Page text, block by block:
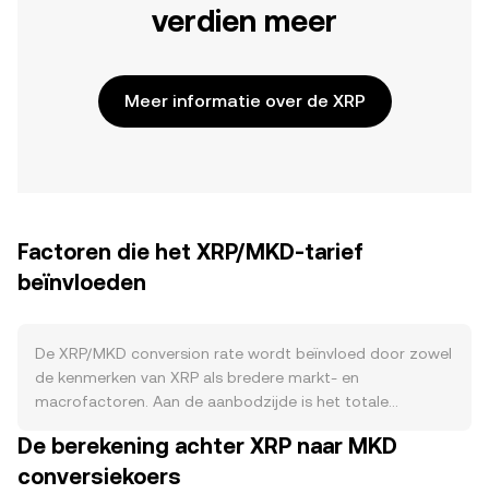
verdien meer
Meer informatie over de XRP
Factoren die het XRP/MKD-tarief
beïnvloeden
De XRP/MKD conversion rate wordt beïnvloed door zowel
de kenmerken van XRP als bredere markt- en
macrofactoren. Aan de aanbodzijde is het totale
met een deel in tijdgebonden escrow dat maandelijks kan
vrijkomen; deze vrijgaven vergroten potentieel de
De berekening achter XRP naar MKD
conversiekoers